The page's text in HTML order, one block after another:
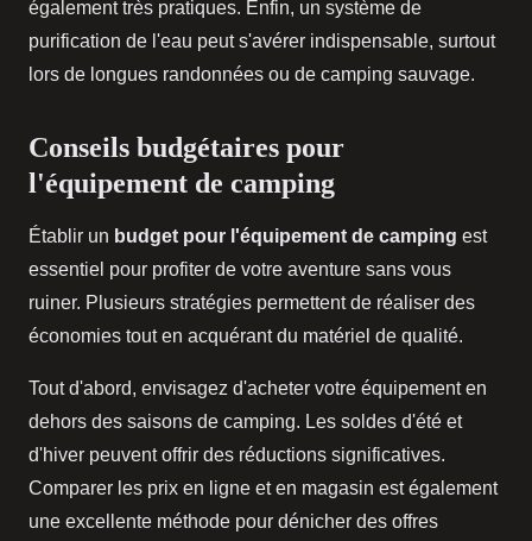
également très pratiques. Enfin, un système de
purification de l'eau peut s'avérer indispensable, surtout
lors de longues randonnées ou de camping sauvage.
Conseils budgétaires pour
l'équipement de camping
Établir un budget pour l'équipement de camping est
essentiel pour profiter de votre aventure sans vous
ruiner. Plusieurs stratégies permettent de réaliser des
économies tout en acquérant du matériel de qualité.
Tout d'abord, envisagez d'acheter votre équipement en
dehors des saisons de camping. Les soldes d'été et
d'hiver peuvent offrir des réductions significatives.
Comparer les prix en ligne et en magasin est également
une excellente méthode pour dénicher des offres